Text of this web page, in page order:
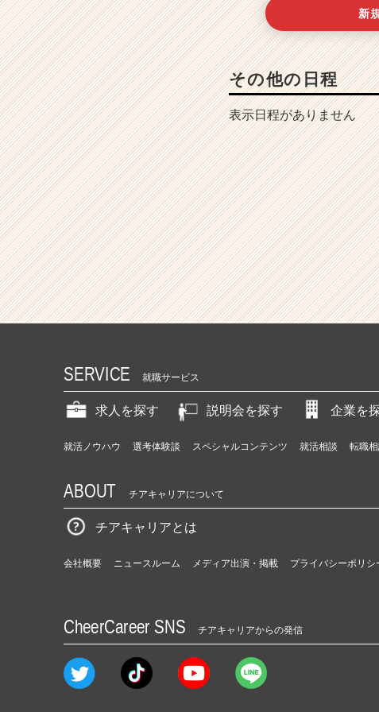
新
その他の日程
表示日程がありません
SERVICE 就職サービス
求人を探す 説明会を探す 企業を
就活ノウハウ 選考体験談 スペシャルコンテンツ 就活相談 転職
ABOUT チアキャリアについて
チアキャリアとは
会社概要 ニュースルーム メディア出演・掲載 プライバシーポリシ
CheerCareer SNS チアキャリアからの発信